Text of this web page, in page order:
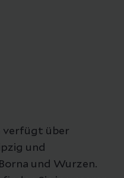
verfügt über
und
und Wurzen.